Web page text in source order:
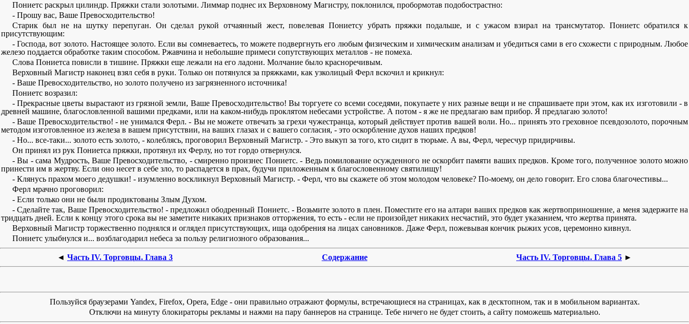
Пониетс раскрыл цилиндр. Пряжки стали золотыми. Лиммар поднес их Верховному Магистру, поклонился, пробормотав подобострастно:
- Прошу вас, Ваше Превосходительство!
Старик был не на шутку перепуган. Он сделал рукой отчаянный жест, повелевая Пониетсу убрать пряжки подальше, и с ужасом взирал на трансмутатор. Пониетс обратился к
присутствующим:
- Господа, вот золото. Настоящее золото. Если вы сомневаетесь, то можете подвергнуть его любым физическим и химическим анализам и убедиться сами в его схожести с природным. Любое
железо поддается обработке таким способом. Ржавчина и небольшие примеси сопутствующих металлов - не помеха.
Слова Пониетса повисли в тишине. Пряжки еще лежали на его ладони. Молчание было красноречивым.
Верховный Магистр наконец взял себя в руки. Только он потянулся за пряжками, как узколицый Ферл вскочил и крикнул:
- Ваше Превосходительство, но золото получено из загрязненного источника!
Пониетс возразил:
- Прекрасные цветы вырастают из грязной земли, Ваше Превосходительство! Вы торгуете со всеми соседями, покупаете у них разные вещи и не спрашиваете при этом, как их изготовили - в
древней машине, благословленной вашими предками, или на каком-нибудь проклятом небесами устройстве. А потом - я же не предлагаю вам прибор. Я предлагаю золото!
- Ваше Превосходительство! - не унимался Ферл. - Вы не можете отвечать за грехи чужестранца, который действует против вашей воли. Но... принять это греховное псевдозолото, порочным
методом изготовленное из железа в вашем присутствии, на ваших глазах и с вашего согласия, - это оскорбление духов наших предков!
- Но... все-таки... золото есть золото, - колеблясь, проговорил Верховный Магистр. - Это выкуп за того, кто сидит в тюрьме. А вы, Ферл, чересчур придирчивы.
Он принял из рук Пониетса пряжки, протянул их Ферлу, но тот гордо отвернулся.
- Вы - сама Мудрость, Ваше Превосходительство, - смиренно произнес Пониетс. - Ведь помилование осужденного не оскорбит памяти ваших предков. Кроме того, полученное золото можно
принести им в жертву. Если оно несет в себе зло, то распадется в прах, будучи приложенным к благословенному святилищу!
- Клянусь прахом моего дедушки! - изумленно воскликнул Верховный Магистр. - Ферл, что вы скажете об этом молодом человеке? По-моему, он дело говорит. Его слова благочестивы...
Ферл мрачно проговорил:
- Если только они не были продиктованы Злым Духом.
- Сделайте так, Ваше Превосходительство! - предложил ободренный Пониетс. - Возьмите золото в плен. Поместите его на алтари ваших предков как жертвоприношение, а меня задержите на
тридцать дней. Если к концу этого срока вы не заметите никаких признаков отторжения, то есть - если не произойдет никаких несчастий, это будет указанием, что жертва принята.
Верховный Магистр торжественно поднялся и оглядел присутствующих, ища одобрения на лицах сановников. Даже Ферл, пожевывая кончик рыжих усов, церемонно кивнул.
Пониетс улыбнулся и... возблагодарил небеса за пользу религиозного образования...
◄ Часть IV. Торговцы. Глава 3 Содержание Часть IV. Торговцы. Глава 5 ►
Пользуйся браузерами Yandex, Firefox, Opera, Edge - они правильно отражают формулы, встречающиеся на страницах, как в десктопном, так и в мобильном вариантах.
Отключи на минуту блокираторы рекламы и нажми на пару баннеров на странице. Тебе ничего не будет стоить, а сайту поможешь материально.